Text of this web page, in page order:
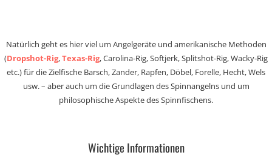
Natürlich geht es hier viel um Angelgeräte und amerikanische Methoden
(Dropshot-Rig,Texas-Rig, Carolina-Rig, Softjerk, Splitshot-Rig, Wacky-Rig
etc.) für die Zielfische Barsch, Zander, Rapfen, Döbel, Forelle, Hecht, Wels
usw. – aber auch um die Grundlagen des Spinnangelns und um
philosophische Aspekte des Spinnfischens.
Wichtige Informationen